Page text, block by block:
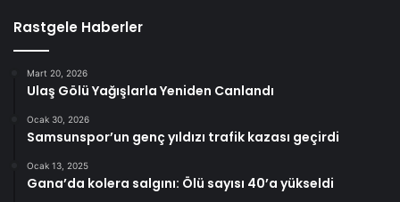
Rastgele Haberler
Mart 20, 2026
Ulaş Gölü Yağışlarla Yeniden Canlandı
Ocak 30, 2026
Samsunspor’un genç yıldızı trafik kazası geçirdi
Ocak 13, 2025
Gana’da kolera salgını: Ölü sayısı 40’a yükseldi